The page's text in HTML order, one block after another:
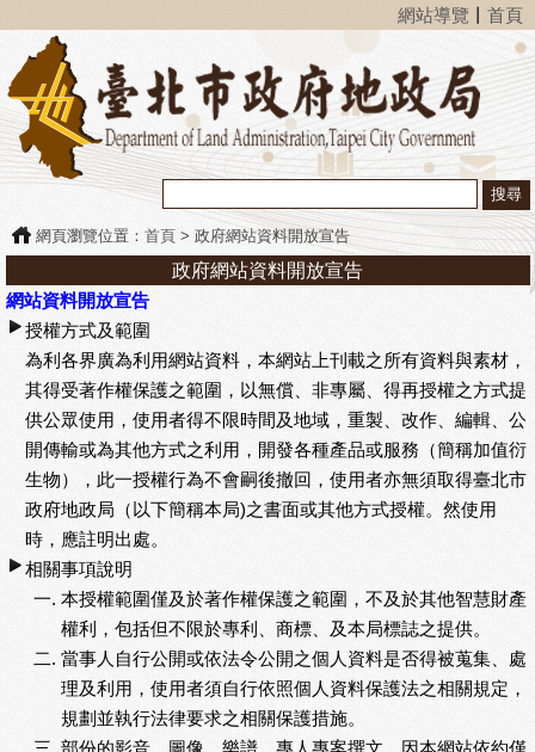
網站導覽 首頁
網頁瀏覽位置： 首頁> 政府網站資料開放宣告
政府網站資料開放宣告
網站資料開放宣告
授權方式及範圍
為利各界廣為利用網站資料，本網站上刊載之所有資料與素材，
其得受著作權保護之範圍，以無償、非專屬、得再授權之方式提
供公眾使用，使用者得不限時間及地域，重製、改作、編輯、公
開傳輸或為其他方式之利用，開發各種產品或服務（簡稱加值衍
生物），此一授權行為不會嗣後撤回，使用者亦無須取得臺北市
政府地政局（以下簡稱本局)之書面或其他方式授權。然使用
時，應註明出處。
相關事項說明
本授權範圍僅及於著作權保護之範圍，不及於其他智慧財產
權利，包括但不限於專利、商標、及本局標誌之提供。
當事人自行公開或依法令公開之個人資料是否得被蒐集、處
理及利用，使用者須自行依照個人資料保護法之相關規定，
規劃並執行法律要求之相關保護措施。
部份的影音、圖像、樂譜、專人專案撰文，因本網站依約僅